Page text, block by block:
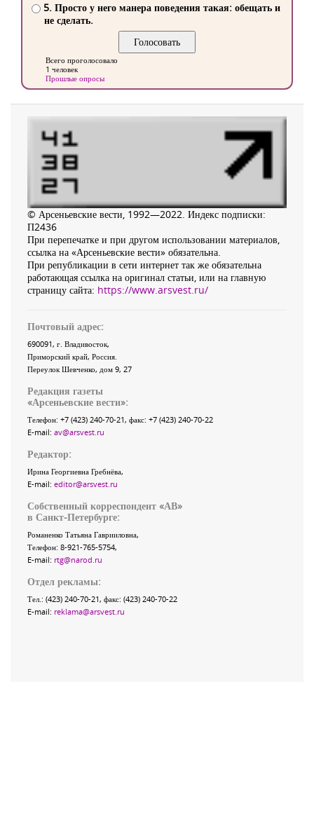
5. Просто у него манера поведения такая: обещать и
не сделать.
Всего проголосовало
1 человек
Прошлые опросы
© Арсеньевские вести, 1992—2022. Индекс подписки:
П2436
При перепечатке и при другом использовании материалов,
ссылка на «Арсеньевские вести» обязательна.
При републикации в сети интернет так же обязательна
работающая ссылка на оригинал статьи, или на главную
страницу сайта: https://www.arsvest.ru/
Почтовый адрес:
690091, г. Владивосток,
Приморский край, Россия
Переулок Шевченко, дом 9, 27
Редакция газеты
«Арсеньевские вести»:
Телефон: +7 (423) 240-70-21, факс: +7 (423) 240-70-22
E-mail: av@arsvest.ru
Редактор:
Ирина Георгиевна Гребнёва,
E-mail: editor@arsvest.ru
Собственный корреспондент «АВ»
в Санкт-Петербурге:
Романенко Татьяна Гаврииловна,
Телефон: 8-921-765-5754,
E-mail: rtg@narod.ru
Отдел рекламы:
Тел.: (423) 240-70-21, факс: (423) 240-70-22
E-mail: reklama@arsvest.ru